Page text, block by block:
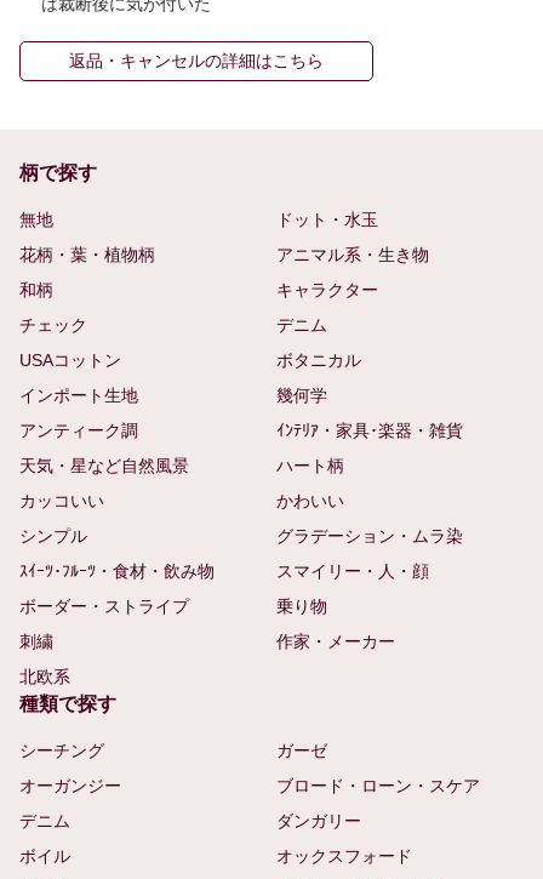
返品・キャンセルの詳細はこちら
柄で探す
無地
ドット・水玉
花柄・葉・植物柄
アニマル系・生き物
和柄
キャラクター
チェック
デニム
USAコットン
ボタニカル
インポート生地
幾何学
アンティーク調
ｲﾝﾃﾘｱ・家具･楽器・雑貨
天気・星など自然風景
ハート柄
カッコいい
かわいい
シンプル
グラデーション・ムラ染
ｽｲｰﾂ･ﾌﾙｰﾂ・食材・飲み物
スマイリー・人・顔
ボーダー・ストライプ
乗り物
刺繍
作家・メーカー
北欧系
種類で探す
シーチング
ガーゼ
オーガンジー
ブロード・ローン・スケア
デニム
ダンガリー
ボイル
オックスフォード